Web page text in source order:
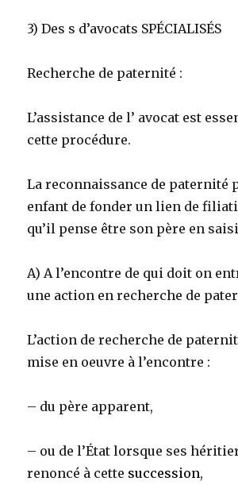
3) Des s d’avocats SPÉCIALISÉS
Recherche de paternité :
L’assistance de l’ avocat est
cette procédure.
La reconnaissance de paternité
enfant de fonder un lien de
qu’il pense être son père en
A) A l’encontre de qui doit on
une action en recherche de
L’action de recherche de
mise en oeuvre à l’encontre :
– du père apparent,
– ou de l’État lorsque ses
renoncé à cette succession,